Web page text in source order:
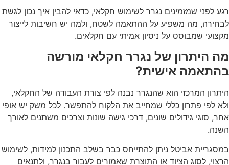
רגע לפני שמזמינים נגרר לשימוש חקלאי, כדאי להבין איך נכון לגשת
לבחירה, מה משפיע על ההתאמה לשטח, ולמה יש חשיבות לייצור
מקצועי שמבוסס על ניסיון אמיתי עם חקלאים.
מה היתרון של נגרר חקלאי מורשה
בהתאמה אישית?
היתרון המרכזי הוא שהנגרר נבנה לפי צורת העבודה של החקלאי,
ולא לפי פתרון כללי שמחייב את הלקוח להתפשר. לכל משק יש אופי
אחר, סוגי גידולים שונים, דרכי גישה שונות וצרכים משתנים לאורך
השנה.
במסגריית אביטל ניתן להתייחס כבר בשלב התכנון למידות, לשימוש
הרצוי, לסוג הציוד או התוצרת שאמורים לעבור בנגרר, ולתנאים